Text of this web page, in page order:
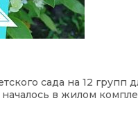
сада на 12 групп
началось в жилом